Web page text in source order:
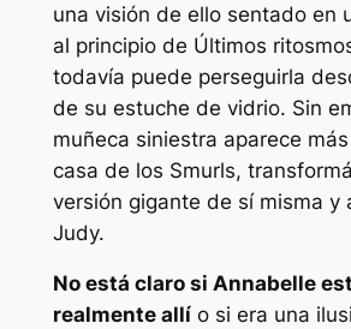
una visión de ello sentado en
al principio de Últimos ritos
todavía puede perseguirla
de su estuche de vidrio. Sin
muñeca siniestra aparece
casa de los Smurls,
versión gigante de sí misma y
Judy.
No está claro si Annabelle
realmente allío si era una